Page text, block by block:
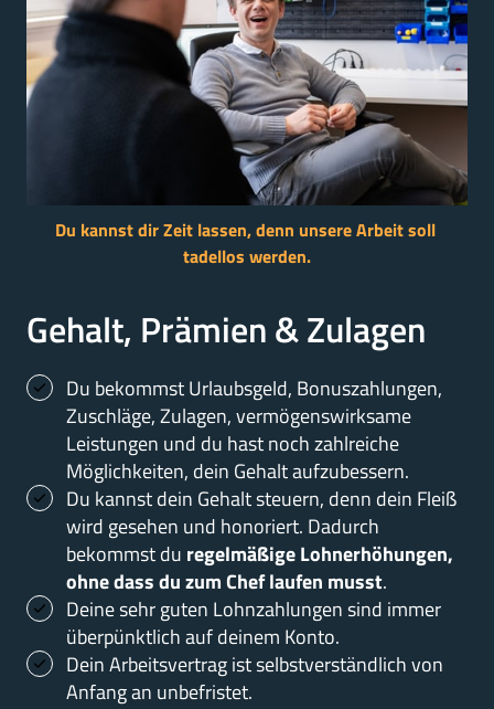
Du kannst dir Zeit lassen, denn unsere Arbeit
soll
tadellos werden.
Gehalt, Prämien & Zulagen
Du bekommst Urlaubsgeld, Bonuszahlungen,
Zuschläge, Zulagen, vermögenswirksame
Leistungen und du hast noch zahlreiche
Möglichkeiten, dein Gehalt aufzubessern.
Du kannst dein Gehalt steuern, denn dein Fleiß
wird gesehen und honoriert. Dadurch
bekommst du regelmäßige Lohnerhöhungen,
ohne dass du zum Chef laufen musst.
Deine sehr guten Lohnzahlungen sind immer
überpünktlich auf deinem Konto.
Dein Arbeitsvertrag ist selbstverständlich von
Anfang an unbefristet.